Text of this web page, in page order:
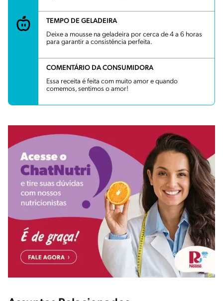
TEMPO DE GELADEIRA
Deixe a mousse na geladeira por cerca de 4 a 6 horas
para garantir a consistência perfeita.
COMENTÁRIO DA CONSUMIDORA
Essa receita é feita com muito amor e quando
comemos, sentimos o amor!